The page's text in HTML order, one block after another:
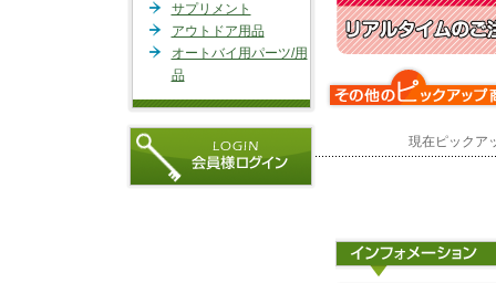
サプリメント
アウトドア用品
オートバイ用パーツ/用
品
現在ピックア